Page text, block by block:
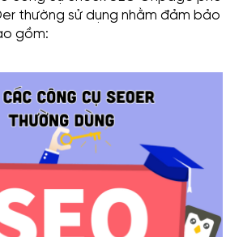
thường sử dụng nhằm đảm bảo
gồm: